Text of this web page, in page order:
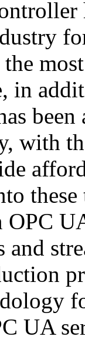
the
in
with
and
UA